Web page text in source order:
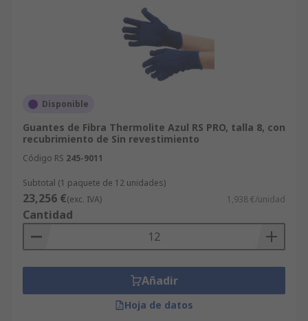
Disponible
Guantes de Fibra Thermolite Azul RS PRO, talla 8, con
recubrimiento de Sin revestimiento
Código RS 245-9011
Subtotal (1 paquete de 12 unidades)
23,256 €(exc. IVA) 1,938 €/unidad
Cantidad
Añadir
Hoja de datos